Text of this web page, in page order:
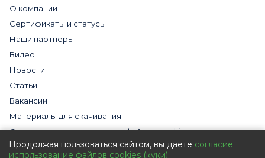
О компании
Сертификаты и статусы
Наши партнеры
Видео
Новости
Статьи
Вакансии
Материалы для скачивания
Cогласие на использование файлов cookies
Обработка персональных данных с помощью сервиса
Продолжая пользоваться сайтом, вы даете согласие
использование файлов cookies (куки)